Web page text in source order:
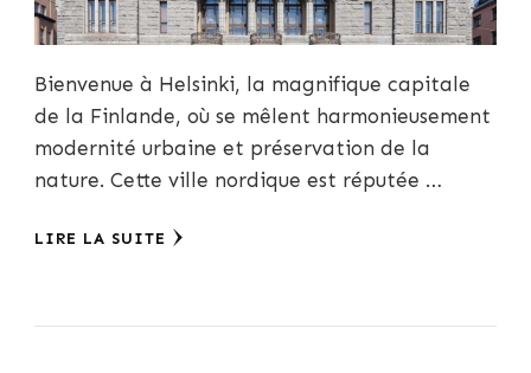
Bienvenue à Helsinki, la magnifique capitale
de la Finlande, où se mêlent harmonieusement
modernité urbaine et préservation de la
nature. Cette ville nordique est réputée …
LIRE LA SUITE